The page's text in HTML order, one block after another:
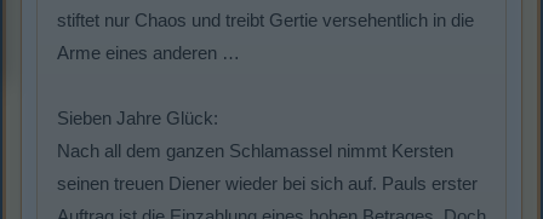
stiftet nur Chaos und treibt Gertie versehentlich in die
Arme eines anderen …
Sieben Jahre Glück:
Nach all dem ganzen Schlamassel nimmt Kersten
seinen treuen Diener wieder bei sich auf. Pauls erster